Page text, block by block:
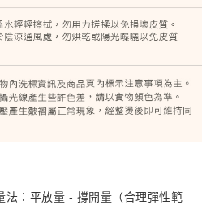
：平放量 - 撐開量（合理彈性範